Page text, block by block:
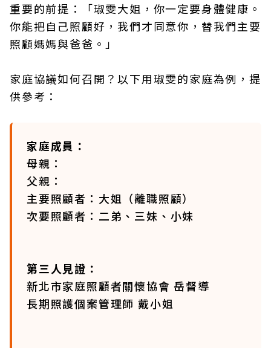
重要的前提：「琡雯大姐，你一定要身體健康。
你能把自己照顧好，我們才同意你，替我們主要
照顧媽媽與爸爸。」
家庭協議如何召開？以下用琡雯的家庭為例，提
供參考：
家庭成員：
母親：
父親：
主要照顧者：大姐（離職照顧）
次要照顧者：二弟、三妹、小妹
第三人見證：
新北市家庭照顧者關懷協會 岳督導
長期照護個案管理師 戴小姐